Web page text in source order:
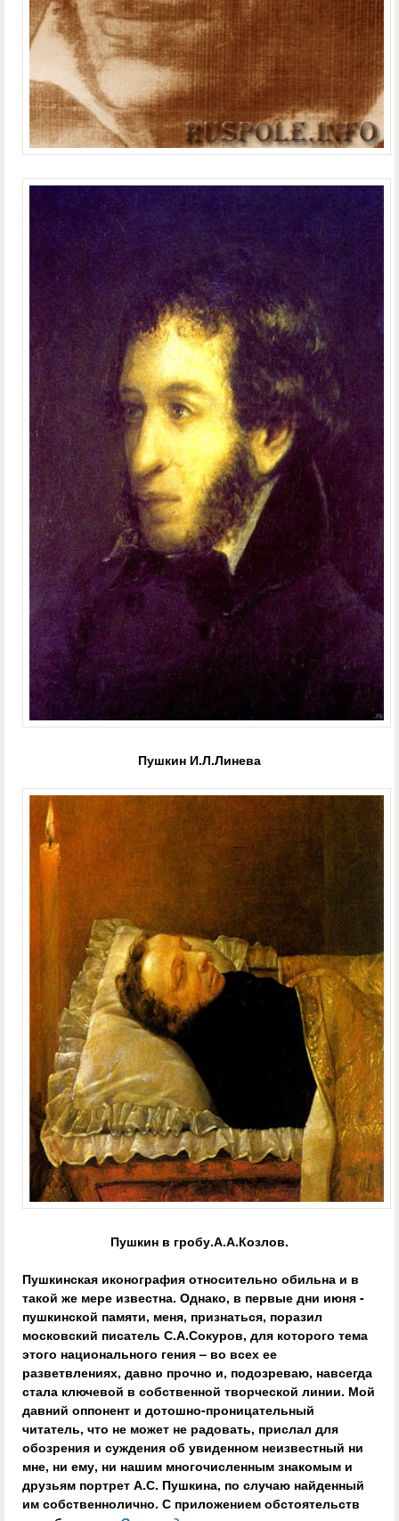
Пушкин И.Л.Линева
Пушкин в гробу.А.А.Козлов.
Пушкинская иконография относительно обильна и в
такой же мере известна. Однако, в первые дни июня -
пушкинской памяти, меня, признаться, поразил
московский писатель С.А.Сокуров, для которого тема
этого национального гения – во всех ее
разветвлениях, давно прочно и, подозреваю, навсегда
стала ключевой в собственной творческой линии. Мой
давний оппонент и дотошно-проницательный
читатель, что не может не радовать, прислал для
обозрения и суждения об увиденном неизвестный ни
мне, ни ему, ни нашим многочисленным знакомым и
друзьям портрет А.С. Пушкина, по случаю найденный
им собственнолично. С приложением обстоятельств